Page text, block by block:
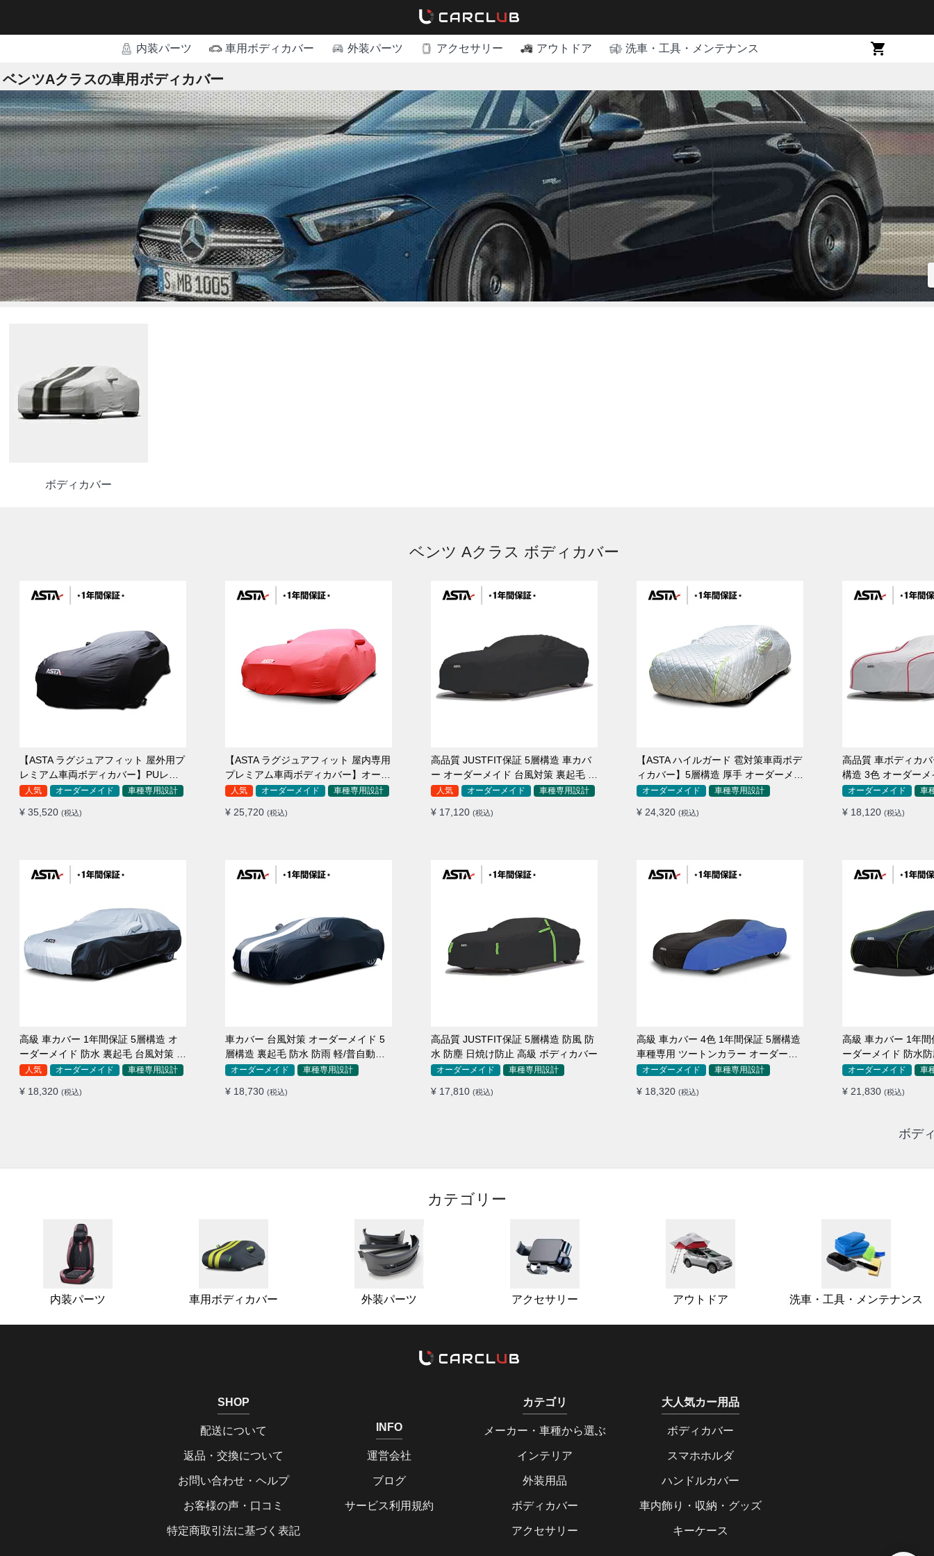
内装パーツ 車用ボディカバー 外装パーツ アクセサリー アウトドア 洗車・工具・メンテナンス
ベンツAクラスの車用ボディカバー
ボディカバー
ベンツ Aクラス ボディカバー
【ASTA ラグジュアフィット 屋外用プ
レミアム車両ボディカバー】PUレザ
ー製 オーダーメイド 高級感 裏起毛車
人気 オーダーメイド 車種専用設計
¥ 35,520 (税込)
【ASTA ラグジュアフィット 屋内専用
プレミアム車両ボディカバー】オーダ
ーメイド 最高級生地 柔かい 裏起毛車
人気 オーダーメイド 車種専用設計
¥ 25,720 (税込)
高品質 JUSTFIT保証 5層構造 車カバ
ー オーダーメイド 台風対策 裏起毛 防
水 耐久性 傷保護
人気 オーダーメイド 車種専用設計
¥ 17,120 (税込)
【ASTA ハイルガード 雹対策車両ボデ
ィカバー】5層構造 厚手 オーダーメイ
ド 凍結防止 防雪防風 極厚 防風ロープ
オーダーメイド 車種専用設計
¥ 24,320 (税込)
高品質 車ボディカバ
構造 3色 オーダー
防水 四季
オーダーメイド 車
¥ 18,120 (税込)
高級 車カバー 1年間保証 5層構造 オ
ーダーメイド 防水 裏起毛 台風対策 黄
砂対策 車種専用
人気 オーダーメイド 車種専用設計
¥ 18,320 (税込)
車カバー 台風対策 オーダーメイド 5
層構造 裏起毛 防水 防雨 軽/普自動車
SUV対応 おすすめ
オーダーメイド 車種専用設計
¥ 18,730 (税込)
高品質 JUSTFIT保証 5層構造 防風 防
水 防塵 日焼け防止 高級 ボディカバー
オーダーメイド 車種専用設計
¥ 17,810 (税込)
高級 車カバー 4色 1年間保証 5層構造
車種専用 ツートンカラー オーダーメ
イド 防水 耐久性
オーダーメイド 車種専用設計
¥ 18,320 (税込)
高級 車カバー 1年
ーダーメイド 防水
用オーダーメイド 車
¥ 21,830 (税込)
ボデ
カテゴリー
内装パーツ 車用ボディカバー 外装パーツ アクセサリー アウトドア 洗車・工具・メンテナンス
SHOP
配送について
返品・交換について
お問い合わせ・ヘルプ
お客様の声・口コミ
特定商取引法に基づく表記
INFO
運営会社
ブログ
サービス利用規約
カテゴリ
メーカー・車種から選ぶ
インテリア
外装用品
ボディカバー
アクセサリー
大人気カー用品
ボディカバー
スマホホルダ
ハンドルカバー
車内飾り・収納・グッズ
キーケース